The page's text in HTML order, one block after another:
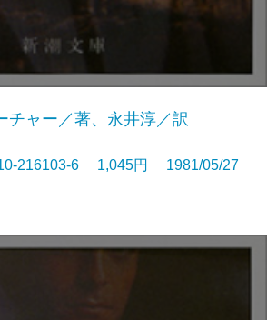
チャー／著、永井淳／訳
216103-6 1,045円 1981/05/27